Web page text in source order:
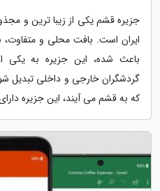
جزیره قشم یکی از زیبا ترین و
ایران است. بافت محلی و متفاوت،
باعث شده، این جزیره به یکی
گردشگران خارجی و داخلی تبدیل
که به قشم می آیند، این جزیره